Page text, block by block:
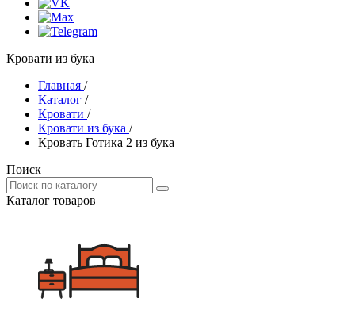
Кровати из бука
Главная /
Каталог /
Кровати /
Кровати из бука /
Кровать Готика 2 из бука
Поиск
Каталог товаров